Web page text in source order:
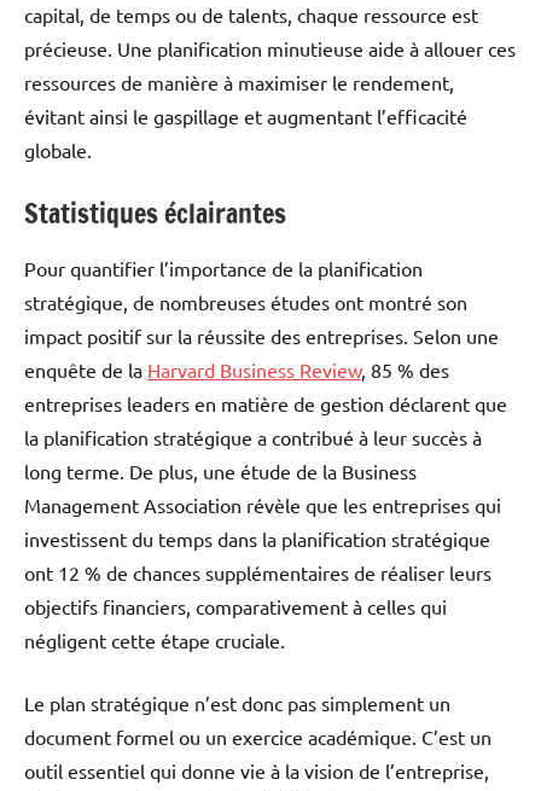
capital, de temps ou de talents, chaque ressource est
précieuse. Une planification minutieuse aide à allouer ces
ressources de manière à maximiser le rendement,
évitant ainsi le gaspillage et augmentant l’efficacité
globale.
Statistiques éclairantes
Pour quantifier l’importance de la planification
stratégique, de nombreuses études ont montré son
impact positif sur la réussite des entreprises. Selon une
enquête de la Harvard Business Review, 85 % des
entreprises leaders en matière de gestion déclarent que
la planification stratégique a contribué à leur succès à
long terme. De plus, une étude de la Business
Management Association révèle que les entreprises qui
investissent du temps dans la planification stratégique
ont 12 % de chances supplémentaires de réaliser leurs
objectifs financiers, comparativement à celles qui
négligent cette étape cruciale.
Le plan stratégique n’est donc pas simplement un
document formel ou un exercice académique. C’est un
outil essentiel qui donne vie à la vision de l’entreprise,